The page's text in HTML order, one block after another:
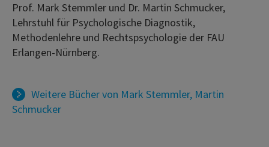
Prof. Mark Stemmler und Dr. Martin Schmucker,
Lehrstuhl für Psychologische Diagnostik,
Methodenlehre und Rechtspsychologie der FAU
Erlangen-Nürnberg.
Weitere Bücher von Mark Stemmler, Martin
Schmucker